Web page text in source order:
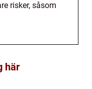
risker, såsom
här